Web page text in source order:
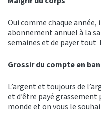
Oui comme chaque
abonnement annuel à la
semaines et de payer tout
Grossir du compte en
L’argent et toujours de
et d’être payé grassement
monde et on vous le